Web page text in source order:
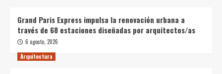
Grand Paris Express impulsa la renovación urbana a
través de 68 estaciones diseñadas por arquitectos/as
6 agosto, 2026
Arquitectura